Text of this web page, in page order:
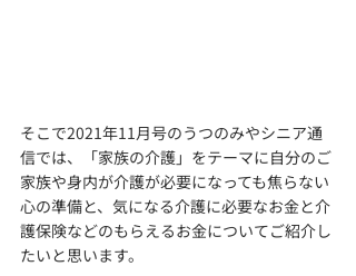
そこで2021年11月号のうつのみやシニア通
信では、「家族の介護」をテーマに自分のご
家族や身内が介護が必要になっても焦らない
心の準備と、気になる介護に必要なお金と介
護保険などのもらえるお金についてご紹介し
たいと思います。